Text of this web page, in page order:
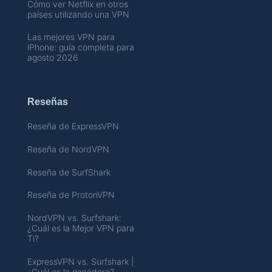
Cómo ver Netflix en otros
países utilizando una VPN
Las mejores VPN para
iPhone: guía completa para
agosto 2026
Reseñas
Reseña de ExpressVPN
Reseña de NordVPN
Reseña de SurfShark
Reseña de ProtonVPN
NordVPN vs. Surfshark:
¿Cuál es la Mejor VPN para
Ti?
ExpressVPN vs. Surfshark |